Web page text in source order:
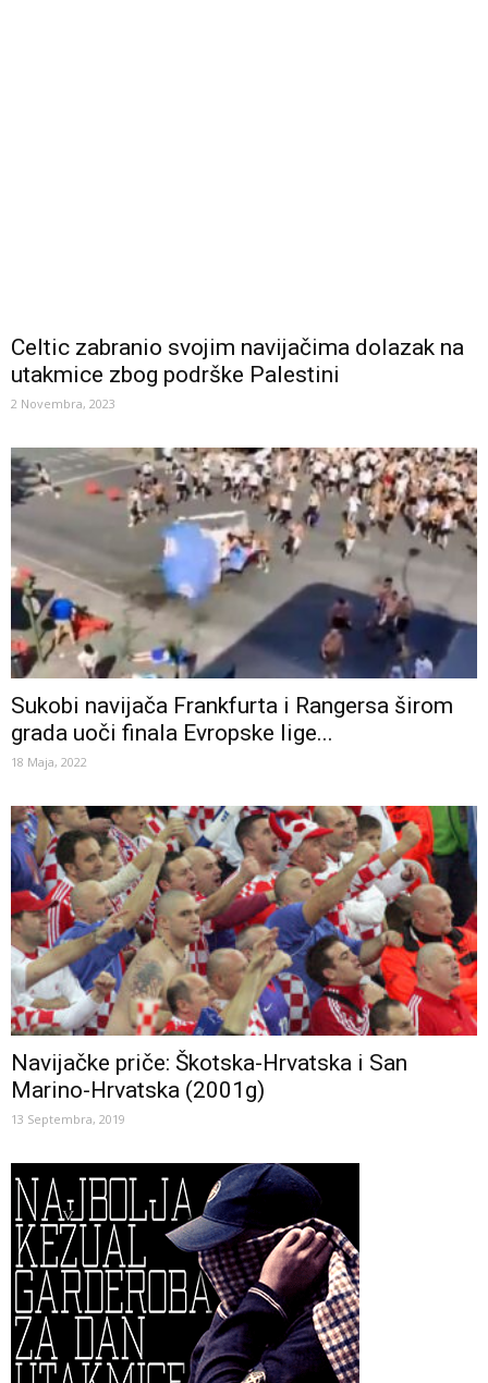
Celtic zabranio svojim navijačima dolazak na
utakmice zbog podrške Palestini
2 Novembra, 2023
Sukobi navijača Frankfurta i Rangersa širom
grada uoči finala Evropske lige...
18 Maja, 2022
Navijačke priče: Škotska-Hrvatska i San
Marino-Hrvatska (2001g)
13 Septembra, 2019